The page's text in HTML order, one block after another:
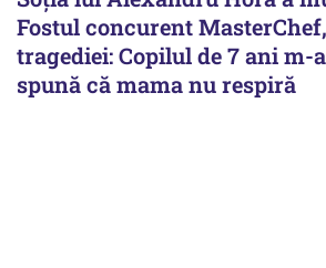
Fostul concurent
tragediei: Copilul de 7 ani m-
spună că mama nu respiră